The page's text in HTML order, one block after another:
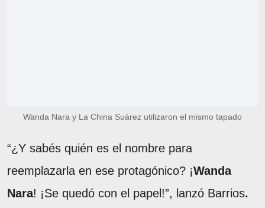
Wanda Nara y La China Suárez utilizaron el mismo tapado
“¿Y sabés quién es el nombre para
reemplazarla en ese protagónico? ¡Wanda
Nara! ¡Se quedó con el papel!”, lanzó Barrios.